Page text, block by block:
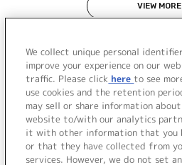
VIEW MORE
We collect unique personal
improve your experience on our
traffic. Please click here to see
use cookies and the retention
may sell or share information
website to/with our analytics
it with other information that you
or that they have collected from
services. However, we do not set